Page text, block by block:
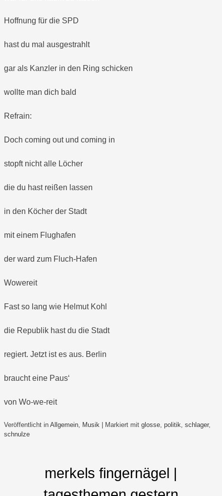
Hoffnung für die SPD
hast du mal ausgestrahlt
gar als Kanzler in den Ring schicken
wollte man dich bald
Refrain:
Doch coming out und coming in
stopft nicht alle Löcher
die du hast reißen lassen
in den Köcher der Stadt
mit einem Flughafen
der ward zum Fluch-Hafen
Wowereit
Fast so lang wie Helmut Kohl
die Republik hast du die Stadt
regiert. Jetzt ist es aus. Berlin
braucht eine Paus‘
von Wo-we-reit
Veröffentlicht in Allgemein, Musik Markiert mit glosse, politik, schlager,
schnulze
merkels fingernägel |